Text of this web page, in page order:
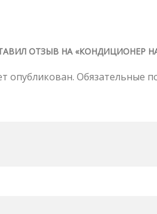
ОТЗЫВ НА «КОНДИЦИОНЕР
опубликован. Обязательные